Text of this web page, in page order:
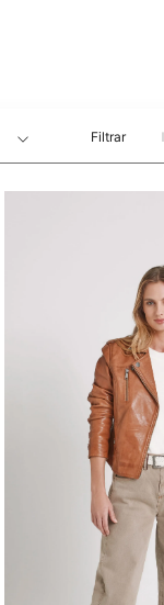
Filtrar
S